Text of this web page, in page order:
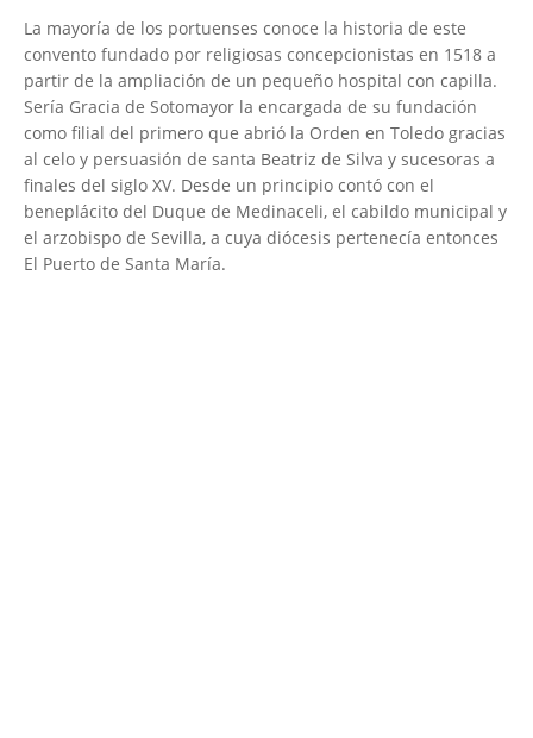
La mayoría de los portuenses conoce la historia de este
convento fundado por religiosas concepcionistas en 1518 a
partir de la ampliación de un pequeño hospital con capilla.
Sería Gracia de Sotomayor la encargada de su fundación
como filial del primero que abrió la Orden en Toledo gracias
al celo y persuasión de santa Beatriz de Silva y sucesoras a
finales del siglo XV. Desde un principio contó con el
beneplácito del Duque de Medinaceli, el cabildo municipal y
el arzobispo de Sevilla, a cuya diócesis pertenecía entonces
El Puerto de Santa María.